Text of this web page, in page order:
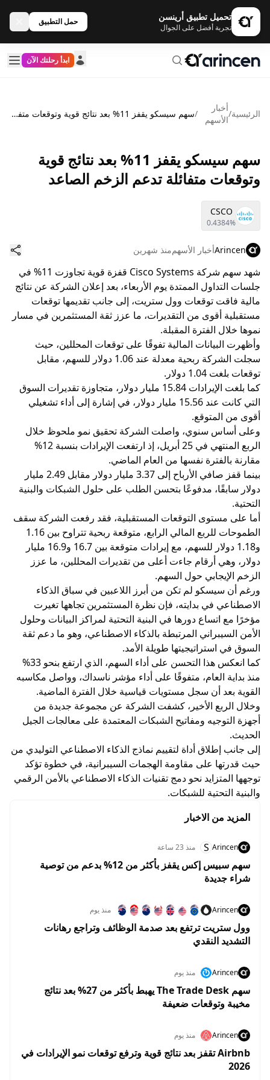
تحميل تطبيق أرينسن
تجربة أفضل على الجوال
حمل التطبيق
ابدأ رحلتك الآن
الرئيسية/
أخبار
الأسهم
/ سهم سيسكو يقفز 11% بعد نتائج قوية وتوقعات متفائلة تدعم الزخم الصاعد
سهم سيسكو يقفز 11% بعد نتائج قوية
وتوقعات متفائلة تدعم الزخم الصاعد
CSCO
0.4384%
Arincenأخبار الأسهممنذ شهرين
شهد سهم شركة Cisco Systems قفزة قوية تجاوزت 11% في
جلسات التداول الممتدة يوم الأربعاء، بعد إعلان الشركة عن نتائج
مالية فاقت توقعات وول ستريت، إلى جانب تقديمها توقعات
مستقبلية أقوى من التقديرات، ما عزز ثقة المستثمرين في مسار
نموها خلال الفترة المقبلة.
وأظهرت البيانات المالية تفوقًا على توقعات المحللين، حيث
سجلت الشركة ربحية معدلة عند 1.06 دولار للسهم، مقابل
توقعات بلغت 1.04 دولار.
كما بلغت الإيرادات 15.84 مليار دولار، متجاوزة تقديرات السوق
التي كانت عند 15.56 مليار دولار، في إشارة إلى أداء تشغيلي
أقوى من المتوقع.
وعلى أساس سنوي، واصلت الشركة تحقيق نمو ملحوظ خلال
الربع المنتهي في 25 أبريل، إذ ارتفعت الإيرادات بنسبة 12%
مقارنة بالفترة نفسها من العام الماضي.
بينما قفز صافي الأرباح إلى 3.37 مليار دولار مقابل 2.49 مليار
دولار سابقًا، مدفوعًا بتحسن الطلب على حلول الشبكات والبنية
التحتية.
أما على مستوى التوقعات المستقبلية، فقد رفعت الشركة سقف
الطموحات للربع المالي الرابع، متوقعة ربحية تتراوح بين 1.16
و1.18 دولار للسهم، مع إيرادات متوقعة بين 16.7 و16.9 مليار
دولار، وهي أرقام جاءت أعلى من تقديرات المحللين، ما عزز
الزخم الإيجابي حول السهم.
ورغم أن سيسكو لم تكن من أبرز اللاعبين في سباق الذكاء
الاصطناعي في بدايته، فإن نظرة المستثمرين تجاهها تغيرت
مؤخرًا مع اتساع دورها في البنية التحتية لمراكز البيانات وحلول
الأمن السيبراني المرتبطة بالذكاء الاصطناعي، وهو ما دعم ثقة
السوق في استراتيجيتها طويلة الأمد.
كما انعكس هذا التحسن على أداء السهم، الذي ارتفع بنحو 33%
منذ بداية العام، متفوقًا على أداء مؤشر ناسداك، وواصل مكاسبه
القوية بعد أن سجل مستويات قياسية خلال الفترة الماضية.
وخلال الربع الأخير، كشفت الشركة عن مجموعة جديدة من
أجهزة التوجيه ومفاتيح الشبكات المعتمدة على معالجات الجيل
الحديث.
إلى جانب إطلاق أداة لتقييم نماذج الذكاء الاصطناعي التوليدي من
حيث قدرتها على مقاومة الهجمات السيبرانية، في خطوة تؤكد
توجهها المتزايد نحو دمج تقنيات الذكاء الاصطناعي بالأمن الرقمي
والبنية التحتية للشبكات.
المزيد من الاخبار
Arincen
S منذ 23 ساعة
سهم سبيس إكس يقفز بأكثر من 12% بدعم من توصية
شراء جديدة
Arincen منذ يوم
وول ستريت ترتفع بعد صدمة الوظائف وتراجع رهانات
التشديد النقدي
Arincen منذ يوم
سهم The Trade Desk يهبط بأكثر من 27% بعد نتائج
مخيبة وتوقعات ضعيفة
Arincen منذ يوم
Airbnb تقفز بعد نتائج قوية وترفع توقعات نمو الإيرادات في
2026